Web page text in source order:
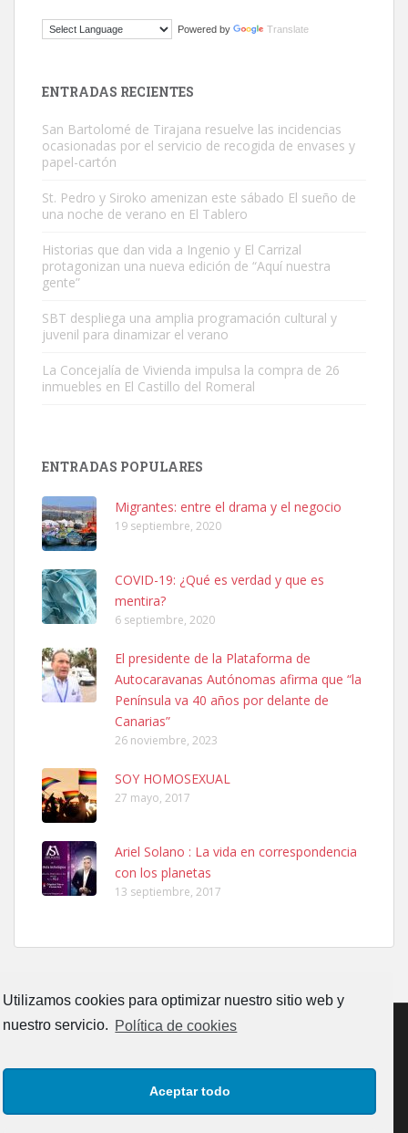
Utilizamos cookies para optimizar nuestro sitio web y
nuestro servicio. Política de cookies
Aceptar todo
El ayuntamiento se va a llevar a Los Gatos callejeros de la zona los
Este gato macho ha aparecido en la calle hace menos de un mes,
es muy manso y extremadamente cari...
Leales.org » Gran Canaria
Leales.org » Gran Canaria
SHIBA PERDIDO AVDA JOSE MESA Y LOPEZ
PERRO MACHO RAZA SHIBA CON MICROCHIP PERDIDO HOY
06/07/2025 ZONA MESA Y LOPEZ. ES MUY ASUSTADIZO
Leales.org » Gran Canaria
6.7.2025
Ninfa perdida
El día 5 se los perdió una ninfa papillera, asustada tiene miedo a la
calle, se perdió por la zon...
Adopcion
Busco casa de acogida para mi perrita ya que por temas de trabajo
Powered by Translate
ENTRADAS RECIENTES
San Bartolomé de Tirajana resuelve las incidencias
ocasionadas por el servicio de recogida de envases y
papel-cartón
St. Pedro y Siroko amenizan este sábado El sueño de
una noche de verano en El Tablero
Historias que dan vida a Ingenio y El Carrizal
protagonizan una nueva edición de “Aquí nuestra
gente”
SBT despliega una amplia programación cultural y
juvenil para dinamizar el verano
La Concejalía de Vivienda impulsa la compra de 26
inmuebles en El Castillo del Romeral
ENTRADAS POPULARES
Migrantes: entre el drama y el negocio
19 septiembre, 2020
COVID-19: ¿Qué es verdad y que es
mentira?
6 septiembre, 2020
El presidente de la Plataforma de
Autocaravanas Autónomas afirma que “la
Península va 40 años por delante de
Canarias”
26 noviembre, 2023
SOY HOMOSEXUAL
27 mayo, 2017
Ariel Solano : La vida en correspondencia
con los planetas
13 septiembre, 2017
POLÍTICA DE COOKIES (UE)